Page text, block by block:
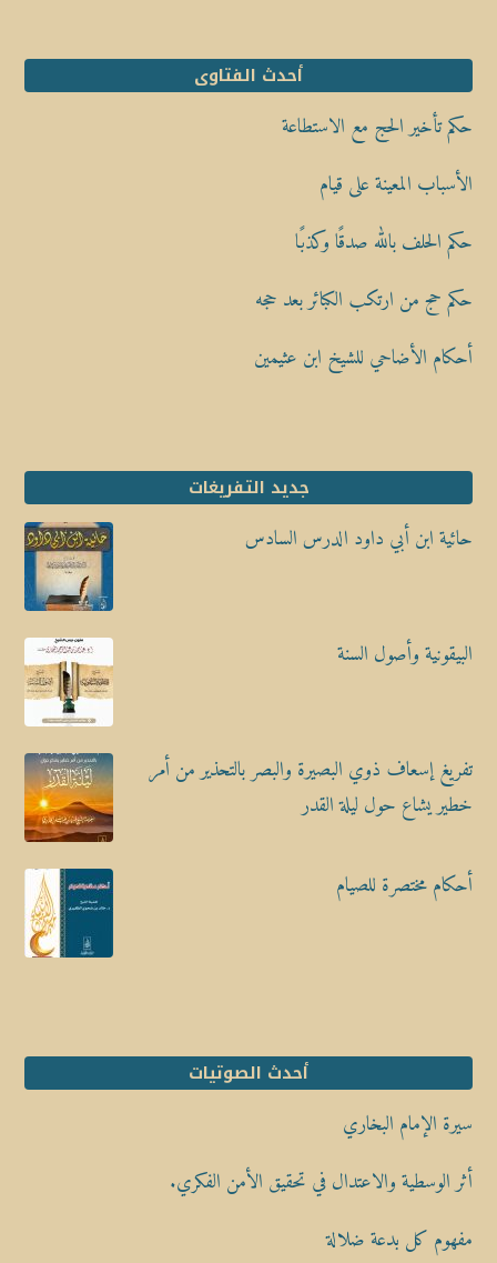
أحدث الفتاوى
حكم تأخير الحج مع الاستطاعة
الأسباب المعينة على قيام
حكم الحلف بالله صدقًا وكذبًا
حكم حج من ارتكب الكبائر بعد حجه
أحكام الأضاحي للشيخ ابن عثيمين
جديد التفريغات
حائية ابن أبي داود الدرس السادس
البيقونية وأصول السنة
تفريغ إسعاف ذوي البصيرة والبصر بالتحذير من أمر
خطير يشاع حول ليلة القدر
أحكام مختصرة للصيام
أحدث الصوتيات
سيرة الإمام البخاري
أثر الوسطية والاعتدال في تحقيق الأمن الفكري.
مفهوم كل بدعة ضلالة